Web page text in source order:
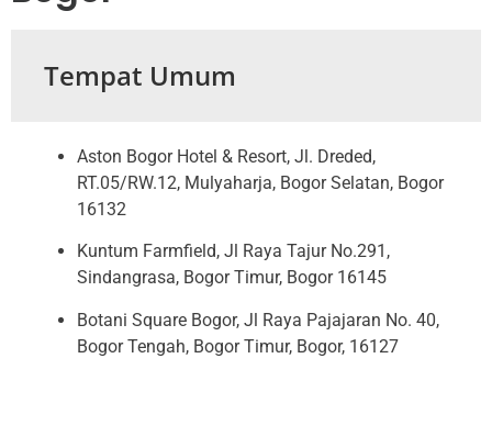
Tempat Umum
Aston Bogor Hotel & Resort, Jl. Dreded,
RT.05/RW.12, Mulyaharja, Bogor Selatan, Bogor
16132
Kuntum Farmfield, Jl Raya Tajur No.291,
Sindangrasa, Bogor Timur, Bogor 16145
Botani Square Bogor, Jl Raya Pajajaran No. 40,
Bogor Tengah, Bogor Timur, Bogor, 16127